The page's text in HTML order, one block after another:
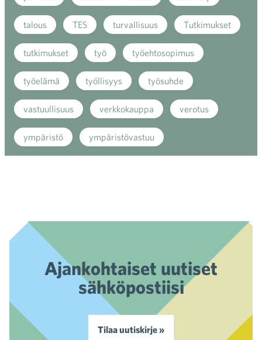
talous TES turvallisuus Tutkimukset
tutkimukset työ työehtosopimus
työelämä työllisyys työsuhde
vastuullisuus verkkokauppa verotus
ympäristö ympäristövastuu
Ajankohtaiset uutiset
sähköpostiisi
Tilaa uutiskirje »